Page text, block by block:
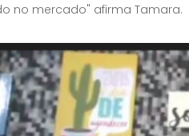
no mercado" afirma Tamara.